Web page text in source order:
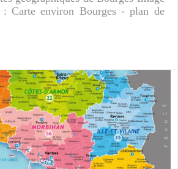
Carte environ Bourges - plan de